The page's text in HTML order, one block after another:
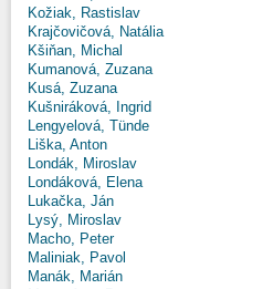
Kožiak, Rastislav
Krajčovičová, Natália
Kšiňan, Michal
Kumanová, Zuzana
Kusá, Zuzana
Kušniráková, Ingrid
Lengyelová, Tünde
Liška, Anton
Londák, Miroslav
Londáková, Elena
Lukačka, Ján
Lysý, Miroslav
Macho, Peter
Maliniak, Pavol
Manák, Marián